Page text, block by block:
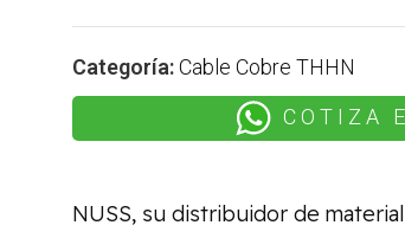
Categoría:Cable Cobre THHN
COTIZA
NUSS, su distribuidor de